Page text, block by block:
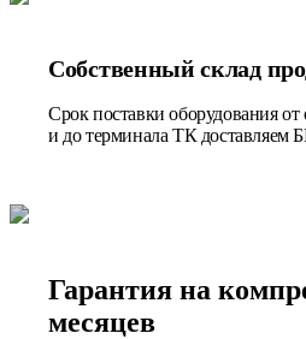
Собственный склад
Срок поставки оборудования
и до терминала ТК
Гарантия на
месяцев